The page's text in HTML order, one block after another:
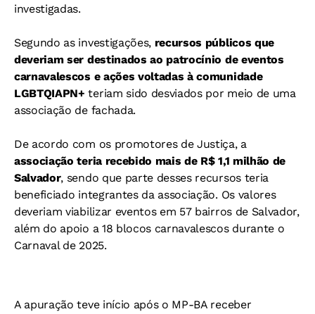
investigadas.
Segundo as investigações, recursos públicos que
deveriam ser destinados ao patrocínio de eventos
carnavalescos e ações voltadas à comunidade
LGBTQIAPN+ teriam sido desviados por meio de uma
associação de fachada.
De acordo com os promotores de Justiça, a
associação teria recebido mais de R$ 1,1 milhão de
Salvador, sendo que parte desses recursos teria
beneficiado integrantes da associação. Os valores
deveriam viabilizar eventos em 57 bairros de Salvador,
além do apoio a 18 blocos carnavalescos durante o
Carnaval de 2025.
A apuração teve início após o MP-BA receber